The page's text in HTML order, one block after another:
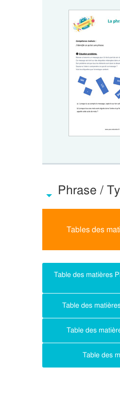
Phrase /
Tables des
Table des matières
Table des
Table des
Table des